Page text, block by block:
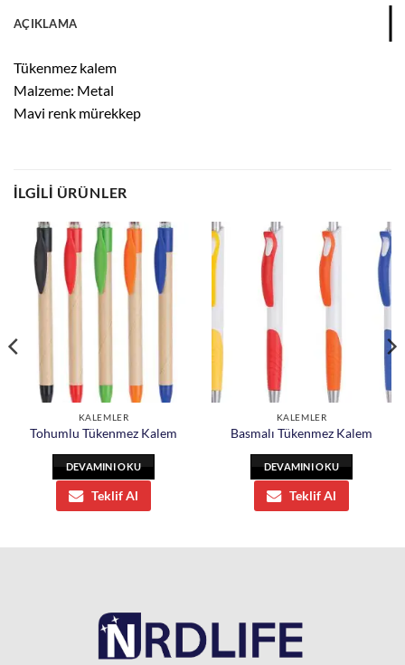
AÇIKLAMA
Tükenmez kalem
Malzeme: Metal
Mavi renk mürekkep
İLGILI ÜRÜNLER
KALEMLER
Tohumlu Tükenmez Kalem
DEVAMINI OKU
Teklif Al
KALEMLER
Basmalı Tükenmez Kalem
DEVAMINI OKU
Teklif Al